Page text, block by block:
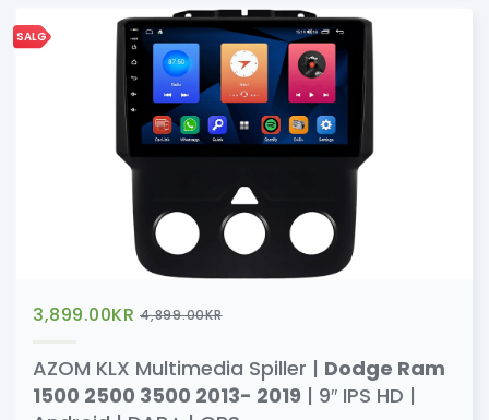
SALG
3,899.00KR 4,899.00KR
AZOM KLX Multimedia Spiller | Dodge Ram
1500 2500 3500 2013- 2019 | 9″ IPS HD |